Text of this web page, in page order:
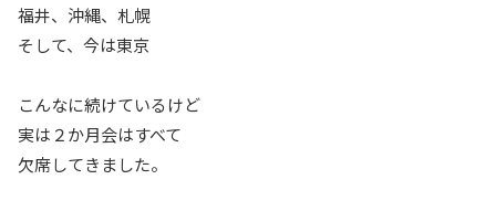
福井、沖縄、札幌
そして、今は東京
こんなに続けているけど
実は２か月会はすべて
欠席してきました。